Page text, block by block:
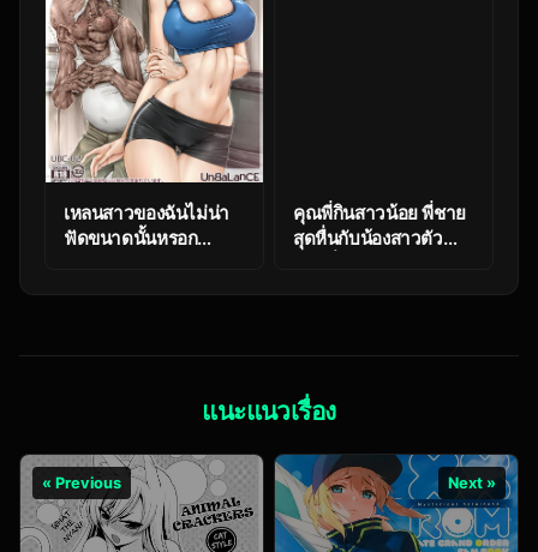
เหลนสาวของฉันไม่น่า
ฟัดขนาดนั้นหรอก
คุณพี่กินสาวน้อย พี่ชาย
สุดหื่นกับน้องสาวตัว
แนะแนวเรื่อง
« Previous Next »